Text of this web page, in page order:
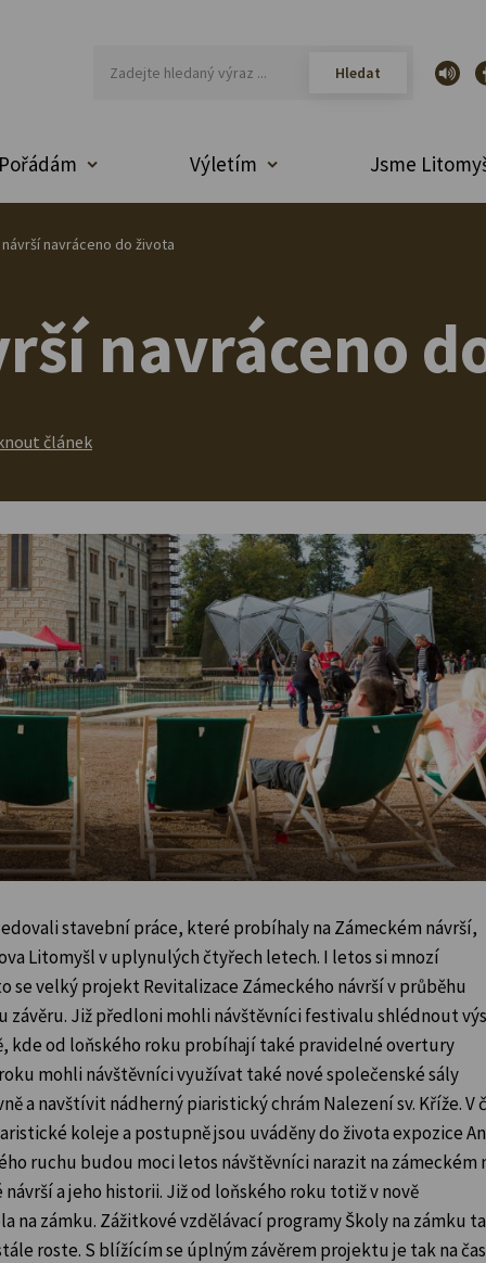
Výletím Jsme
navráceno do života
navráceno
článek
stavební práce, které probíhaly na Zámeckém návrší,
Litomyšl v uplynulých čtyřech letech. I letos si mnozí
se velký projekt Revitalizace Zámeckého návrší v průběhu
závěru. Již předloni mohli návštěvníci festivalu shlédnout
kde od loňského roku probíhají také pravidelné overtury
mohli návštěvníci využívat také nové společenské sály
a navštívit nádherný piaristický chrám Nalezení sv. Kříže. V
koleje a postupně jsou uváděny do života expozice
ruchu budou moci letos návštěvníci narazit na zámeckém
a jeho historii. Již od loňského roku totiž v nově
zámku. Zážitkové vzdělávací programy Školy na zámku
roste. S blížícím se úplným závěrem projektu je tak na